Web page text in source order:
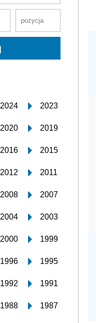
2024 2023
2020 2019
2016 2015
2012 2011
2008 2007
2004 2003
2000 1999
1996 1995
1992 1991
1988 1987